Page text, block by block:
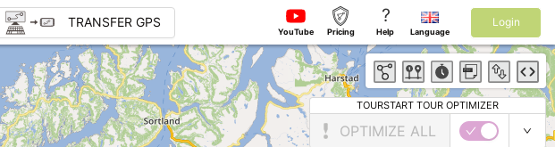
TRANSFER GPS
YouTube Pricing
?
Help Language
Login
TOURSTART TOUR OPTIMIZER
OPTIMIZE ALL